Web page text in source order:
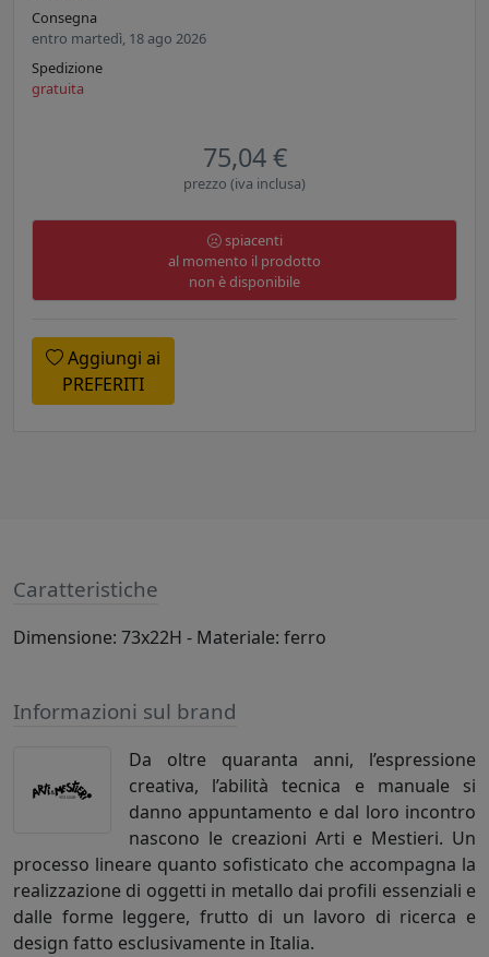
Consegna
entro martedì, 18 ago 2026
Spedizione
gratuita
75,04 €
prezzo (iva inclusa)
spiacenti
al momento il prodotto
non è disponibile
Aggiungi ai
PREFERITI
Caratteristiche
Dimensione: 73x22H - Materiale: ferro
Informazioni sul brand
Da oltre quaranta anni, l’espressione
creativa, l’abilità tecnica e manuale si
danno appuntamento e dal loro incontro
nascono le creazioni Arti e Mestieri. Un
processo lineare quanto sofisticato che accompagna la
realizzazione di oggetti in metallo dai profili essenziali e
dalle forme leggere, frutto di un lavoro di ricerca e
design fatto esclusivamente in Italia.